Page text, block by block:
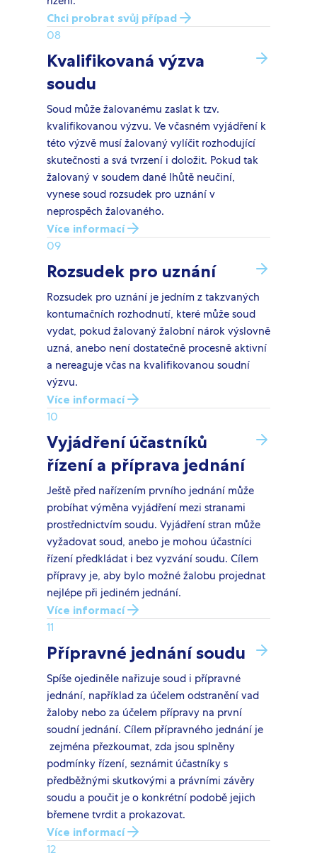
Chci probrat svůj případ
08
Kvalifikovaná výzva
soudu
Soud může žalovanému zaslat k tzv.
kvalifikovanou výzvu. Ve včasném vyjádření k
této výzvě musí žalovaný vylíčit rozhodující
skutečnosti a svá tvrzení i doložit. Pokud tak
žalovaný v soudem dané lhůtě neučiní,
vynese soud rozsudek pro uznání v
neprospěch žalovaného.
Více informací
09
Rozsudek pro uznání
Rozsudek pro uznání je jedním z takzvaných
kontumačních rozhodnutí, které může soud
vydat, pokud žalovaný žalobní nárok výslovně
uzná, anebo není dostatečně procesně aktivní
a nereaguje včas na kvalifikovanou soudní
výzvu.
Více informací
10
Vyjádření účastníků
řízení a příprava jednání
Ještě před nařízením prvního jednání může
probíhat výměna vyjádření mezi stranami
prostřednictvím soudu. Vyjádření stran může
vyžadovat soud, anebo je mohou účastníci
řízení předkládat i bez vyzvání soudu. Cílem
přípravy je, aby bylo možné žalobu projednat
nejlépe při jediném jednání.
Více informací
11
Přípravné jednání soudu
Spíše ojediněle nařizuje soud i přípravné
jednání, například za účelem odstranění vad
žaloby nebo za účelem přípravy na první
soudní jednání. Cílem přípravného jednání je
zejména přezkoumat, zda jsou splněny
podmínky řízení, seznámit účastníky s
předběžnými skutkovými a právními závěry
soudu a poučit je o konkrétní podobě jejich
břemene tvrdit a prokazovat.
Více informací
12